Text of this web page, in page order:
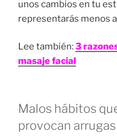
unos cambios en tu
representarás menos
Lee también:3
masaje facial
Malos hábitos
provocan arrugas